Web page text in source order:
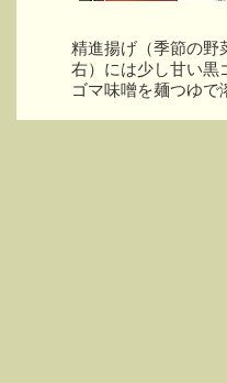
精進揚げ（季節の野
右）には少し甘い黒
ゴマ味噌を麺つゆ